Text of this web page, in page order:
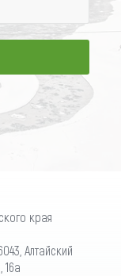
края
Алтайский
16а